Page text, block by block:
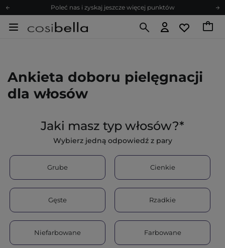
Poleć nas i zyskaj jeszcze więcej punktów
Zapisz się na newsletter pełen porad
Zapisz się na newsletter pełen porad
Ankieta doboru pielęgnacji
dla włosów
Jaki masz typ włosów?*
Wybierz jedną odpowiedź z pary
Grube Cienkie
Gęste Rzadkie
Niefarbowane Farbowane